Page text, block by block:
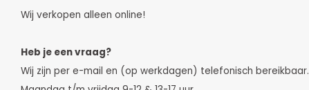
Wij verkopen alleen online!
Heb je een vraag?
Wij zijn per e-mail en (op werkdagen) telefonisch bereikbaar.